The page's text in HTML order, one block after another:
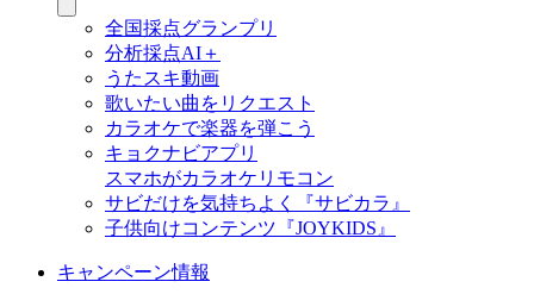
全国採点グランプリ
分析採点AI＋
うたスキ動画
歌いたい曲をリクエスト
カラオケで楽器を弾こう
キョクナビアプリ
スマホがカラオケリモコン
サビだけを気持ちよく『サビカラ』
子供向けコンテンツ『JOYKIDS』
キャンペーン情報